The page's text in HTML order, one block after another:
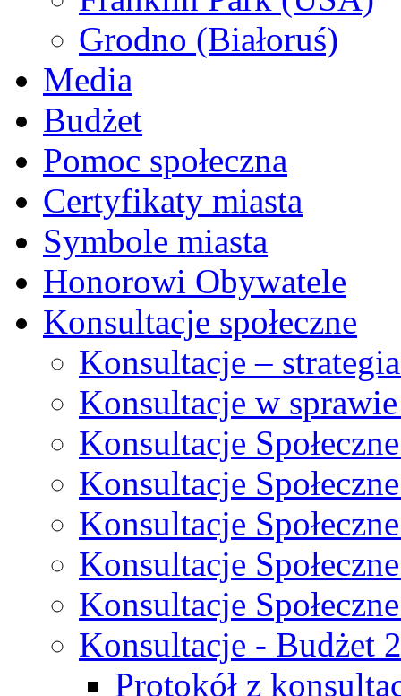
Grodno (Białoruś)
Media
Budżet
Pomoc społeczna
Certyfikaty miasta
Symbole miasta
Honorowi Obywatele
Konsultacje społeczne
Konsultacje –
Konsultacje w
Konsultacje
Konsultacje
Konsultacje
Konsultacje
Konsultacje
Konsultacje - Budżet
Protokół z